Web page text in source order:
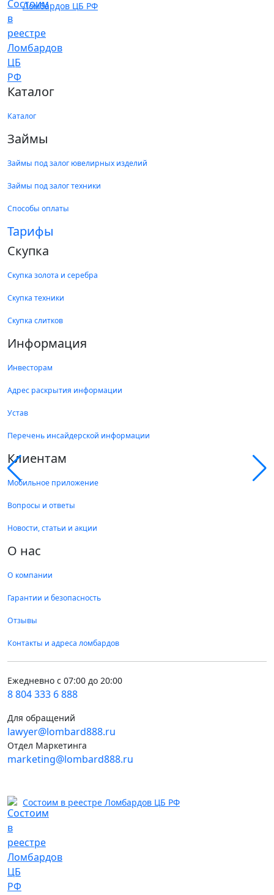
Ломбардов ЦБ РФ
Каталог
Каталог
Займы
Займы под залог ювелирных изделий
Займы под залог техники
Способы оплаты
Тарифы
Скупка
Скупка золота и серебра
Скупка техники
Скупка слитков
Информация
Инвесторам
Адрес раскрытия информации
Устав
Перечень инсайдерской информации
Клиентам
Мобильное приложение
Вопросы и ответы
Новости, статьи и акции
О нас
О компании
Гарантии и безопасность
Отзывы
Контакты и адреса ломбардов
Ежедневно с 07:00 до 20:00
8 804 333 6 888
Для обращений
lawyer@lombard888.ru
Отдел Маркетинга
marketing@lombard888.ru
Состоим в реестре Ломбардов ЦБ РФ